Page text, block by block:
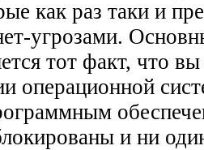
как раз таки и
угрозами.
тот факт, что
операционной
и ни